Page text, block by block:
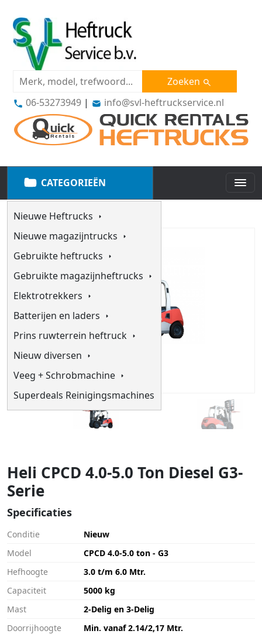
Zoeken
06-53273949 | info@svl-heftruckservice.nl
CATEGORIEËN
Nieuwe Heftrucks
Nieuwe magazijntrucks
Gebruikte heftrucks
Gebruikte magazijnheftrucks
Elektrotrekkers
Batterijen en laders
Prins ruwterrein heftruck
Nieuw diversen
Veeg + Schrobmachine
Superdeals Reinigingsmachines
Heli CPCD 4.0-5.0 Ton Diesel G3-
Serie
Specificaties
Conditie
Nieuw
Model
CPCD 4.0-5.0 ton - G3
Hefhoogte
3.0 t/m 6.0 Mtr.
Capaciteit
5000 kg
Mast
2-Delig en 3-Delig
Doorrijhoogte
Min. vanaf 2.14/2,17 Mtr.